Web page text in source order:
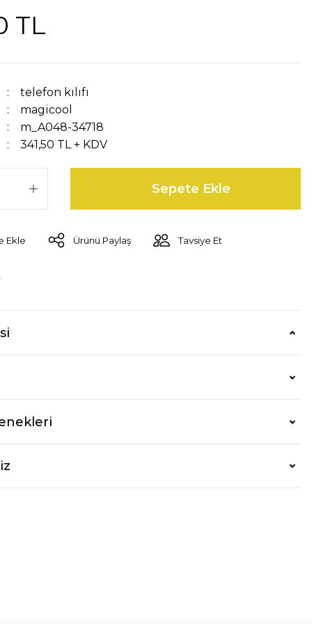
TL
telefon kılıfı
magicool
m_A048-34718
341,50 TL + KDV
Sepete Ekle
Ürünü Paylaş Tavsiye Et